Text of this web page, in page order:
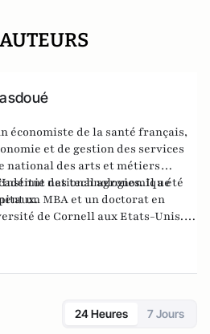
économiste de la santé français,
et de gestion des services
national des arts et métiers
des technologies. Il a été
national agronomique
un MBA et un doctorat en
de Cornell aux Etats-Unis. Il
avec les histoires d’eau.
24 Heures 7 Jours